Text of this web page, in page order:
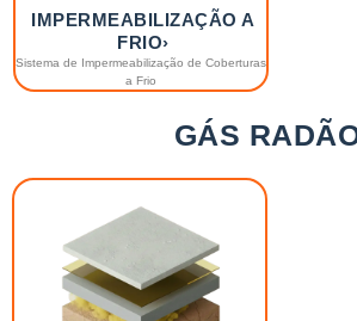
IMPERMEABILIZAÇÃO A
FRIO›
Sistema de Impermeabilização de Coberturas
a Frio
GÁS